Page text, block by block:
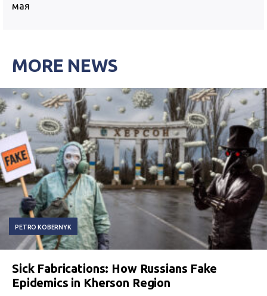
мая
MORE NEWS
PETRO KOBERNYK
Sick Fabrications: How Russians Fake
Epidemics in Kherson Region